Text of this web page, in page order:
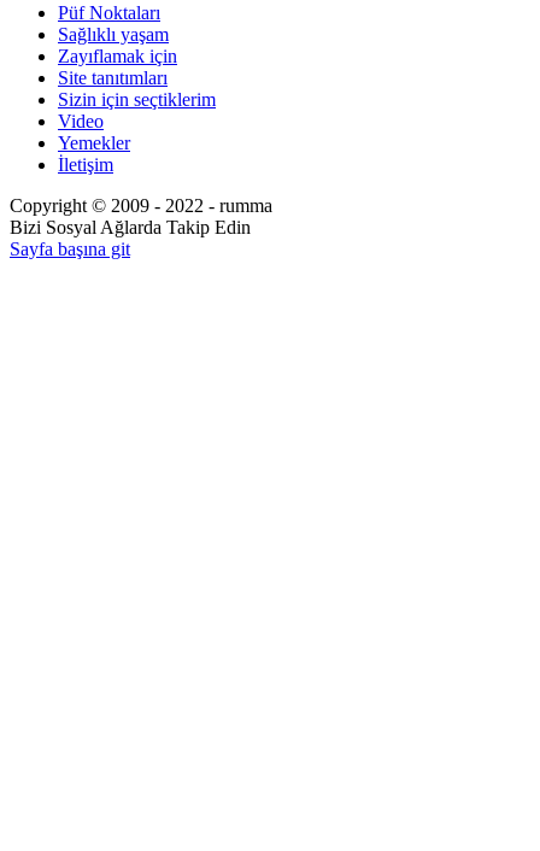
Püf Noktaları
Sağlıklı yaşam
Zayıflamak için
Site tanıtımları
Sizin için seçtiklerim
Video
Yemekler
İletişim
Copyright © 2009 - 2022 - rumma
Bizi Sosyal Ağlarda Takip Edin
Sayfa başına git